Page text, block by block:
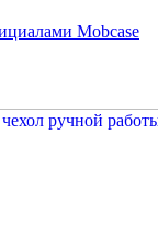
Mobcase